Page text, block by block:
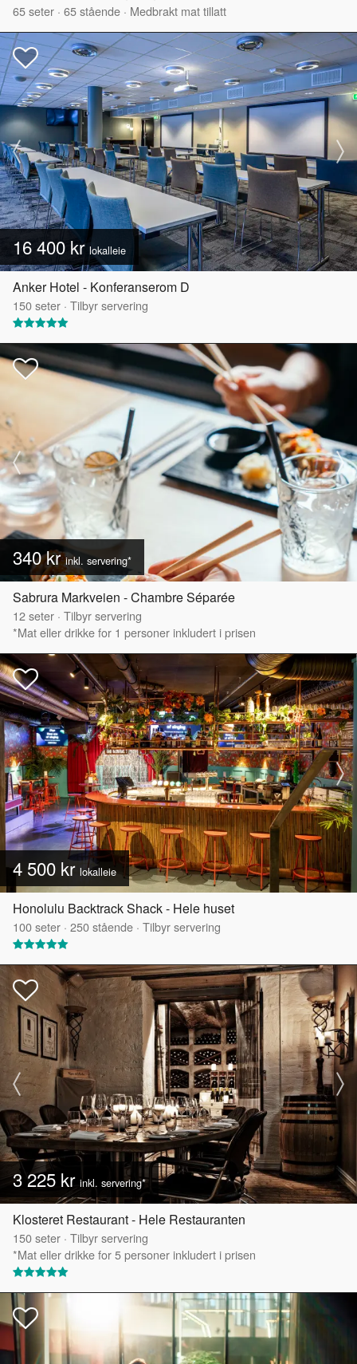
65seter · 65stående · Medbrakt mat tillatt
16 400 krlokalleie
Anker Hotel - Konferanserom D
150seter · Tilbyr servering
340 krinkl. servering*
Sabrura Markveien - Chambre Séparée
12seter · Tilbyr servering
*Mat eller drikke for 1 personer inkludert i prisen
4 500 krlokalleie
Honolulu Backtrack Shack - Hele huset
100seter · 250stående · Tilbyr servering
3 225 kr inkl. servering*
Klosteret Restaurant - Hele Restauranten
150seter · Tilbyr servering
*Mat eller drikke for 5 personer inkludert i prisen